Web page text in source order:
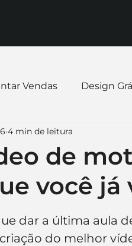
Vendas Design
Expandir negócio
para Empresa Logo
de
você já
4 min de leitura
dar a última aula
do melhor